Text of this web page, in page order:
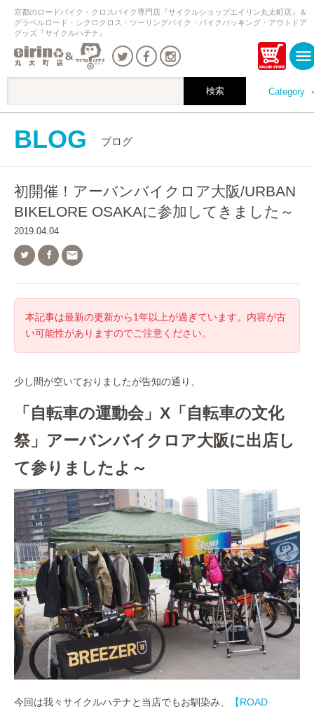
Category
京都のロードバイク・クロスバイク専門店『サイクルショップエイリン丸太町店』＆
グラベルロード・シクロクロス・ツーリングバイク・バイクパッキング・アウトドア
グッズ『サイクルハテナ』
BLOG ブログ
初開催！アーバンバイクロア大阪/URBAN
BIKELORE OSAKAに参加してきました～
2019.04.04

本記事は最新の更新から1年以上が過ぎています。内容が古
い可能性がありますのでご注意ください。
少し間が空いておりましたが告知の通り、
「自転車の運動会」X「自転車の文化
祭」 アーバンバイクロア大阪に出店し
て参りましたよ～
今回は我々サイクルハテナと当店でもお馴染み、
【ROAD